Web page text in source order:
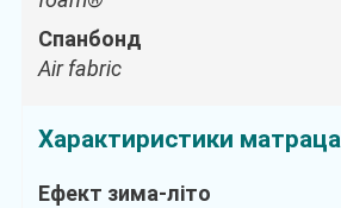
Спанбонд
Air fabric
Характиристики матраца
Ефект зима-літо